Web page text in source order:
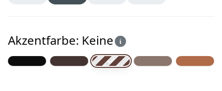
Akzentfarbe: Keine